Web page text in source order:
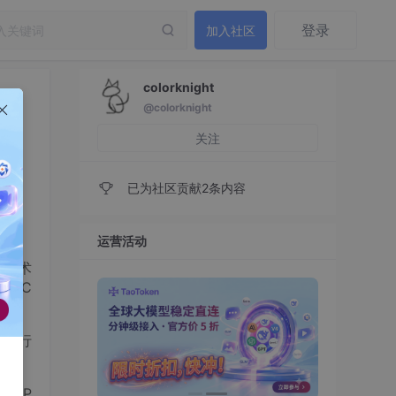
加入社区 登录
术
MC
行
colorknight
@colorknight
关注
已为社区贡献2条内容
运营活动